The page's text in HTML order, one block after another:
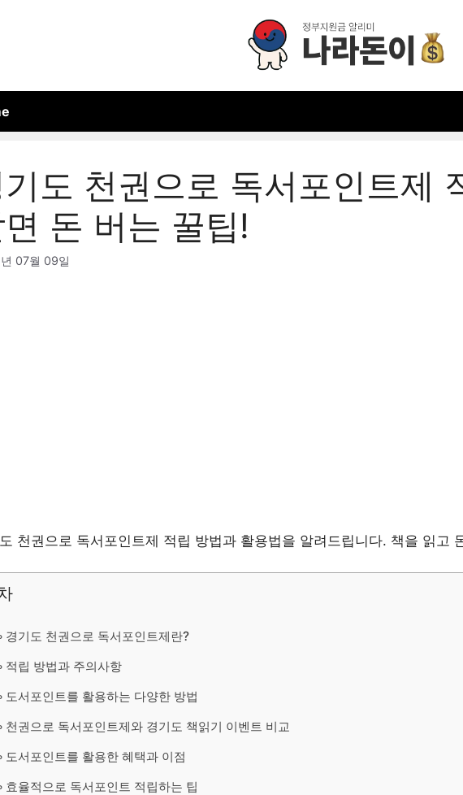
도 천권으로 독서포인트제
돈 버는 꿀팁!
07월 09일
천권으로 독서포인트제 적립 방법과 활용법을 알려드립니다. 책을 읽고
경기도 천권으로 독서포인트제란?
적립 방법과 주의사항
도서포인트를 활용하는 다양한 방법
천권으로 독서포인트제와 경기도 책읽기 이벤트 비교
도서포인트를 활용한 혜택과 이점
효율적으로 독서포인트 적립하는 팁